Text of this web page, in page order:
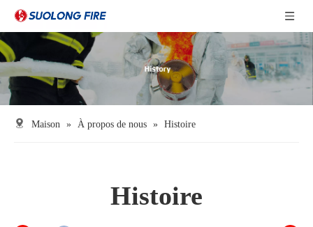
Maison » À propos de nous » Histoire
Histoire